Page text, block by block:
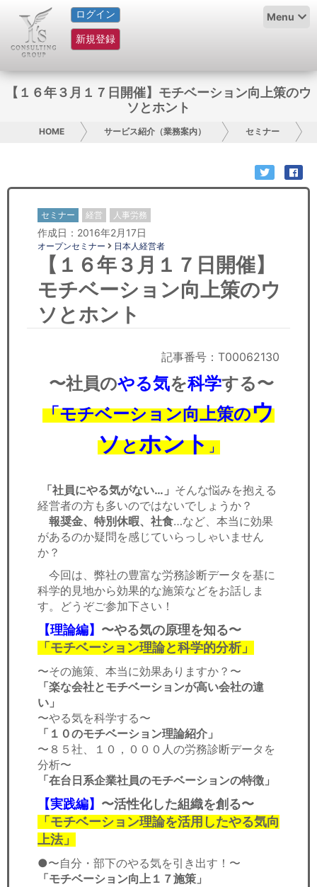
ログイン
新規登録
Menu
HOME
サービス紹介
コラム
お問い合わせ
日本人にPR
コンサルティング
リサーチ
セミナー
労務顧問
ＩＴ
【１６年３月１７日開催】モチベーション向上策のウ
ソとホント
HOME サービス紹介（業務案内） セミナー
セミナー 経営 人事労務
作成日：2016年2月17日
オープンセミナー 日本人経営者
【１６年３月１７日開催】
モチベーション向上策のウ
ソとホント
記事番号：T00062130
〜社員のやる気を科学する〜
「モチベーション向上策のウ
ソとホント 」
「社員にやる気がない…」 そんな悩みを抱える
経営者の方も多いのではないでしょうか？
報奨金、特別休暇、社食…など、本当に効果
があるのか疑問を感じていらっしゃいません
か？
今回は、弊社の豊富な労務診断データを基に
科学的見地から効果的な施策などをお話しま
す。どうぞご参加下さい！
【理論編】 〜やる気の原理を知る〜
「モチベーション理論と科学的分析」
〜その施策、本当に効果ありますか？〜
「楽な会社とモチベーションが高い会社の違
い」
〜やる気を科学する〜
「１０のモチベーション理論紹介」
〜８５社、１０，０００人の労務診断データを
分析〜
「在台日系企業社員のモチベーションの特徴」
【実践編】 〜活性化した組織を創る〜
「モチベーション理論を活用したやる気向
上法」
●〜自分・部下のやる気を引き出す！〜
「モチベーション向上１７施策」